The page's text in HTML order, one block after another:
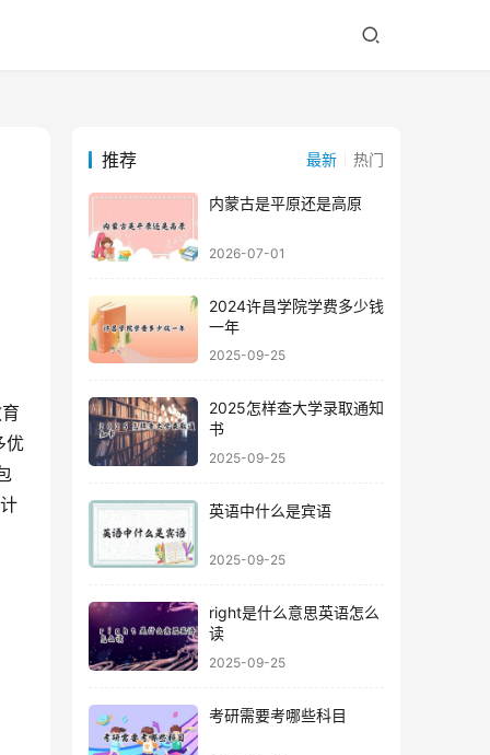
优
推荐 最新 热门
内蒙古是平原还是高原
2026-07-01
2024许昌学院学费多少钱
一年
2025-09-25
2025怎样查大学录取通知
书
2025-09-25
英语中什么是宾语
2025-09-25
right是什么意思英语怎么
读
2025-09-25
考研需要考哪些科目